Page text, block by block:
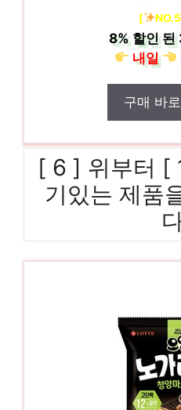
[
8%할인 된
내일
구매 바
[ 6 ] 위부터 [
기있는 제품